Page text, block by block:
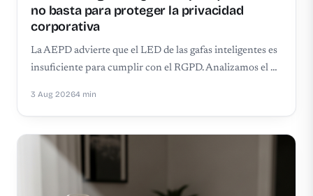
no basta para proteger la privacidad
corporativa
La AEPD advierte que el LED de las gafas inteligentes es
insuficiente para cumplir con el RGPD. Analizamos el …
3 Aug 20264 min